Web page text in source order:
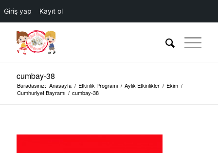
Giriş yap Kayıt ol
cumbay-38
Buradasınız: Anasayfa / Etkinlik Programı / Aylık Etkinlikler / Ekim /
Cumhuriyet Bayramı / cumbay-38